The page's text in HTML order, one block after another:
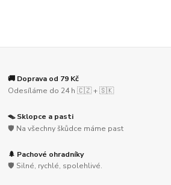
🚚 Doprava od 79 Kč
Odesíláme do 24 h 🇨🇿 + 🇸🇰
🪤 Sklopce a pasti
🛡️ Na všechny škůdce máme past
🌲 Pachové ohradníky
🛡️ Silné, rychlé, spolehlivé.